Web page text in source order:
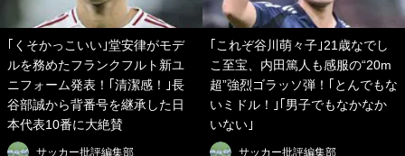
｢くそかっこいい｣堂安律がモデ
ルを務めたフランクフルト新ユ
ニフォーム発表！｢清潔感！｣長
谷部誠から背番号を継承した日
本代表10番に大絶賛
サッカー批評編集部
｢これぞ谷川萌々子｣21歳なでし
こ至宝、内田篤人も感服の“20m
超”強烈ゴラッソ弾！｢とんでもな
いミドル！｣｢男子でもなかなか
いない｣
サッカー批評編集部